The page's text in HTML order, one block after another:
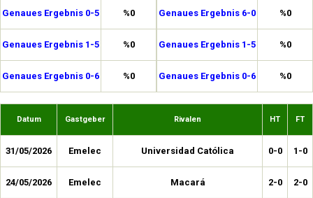
Genaues Ergebnis 0-5 %0
Genaues Ergebnis 1-5 %0
Genaues Ergebnis 0-6 %0
Genaues Ergebnis 6-0 %0
Genaues Ergebnis 1-5 %0
Genaues Ergebnis 0-6 %0
Datum Gastgeber Rivalen HT FT
31/05/2026 Emelec Universidad Católica 0-0 1-0
24/05/2026 Emelec Macará 2-0 2-0